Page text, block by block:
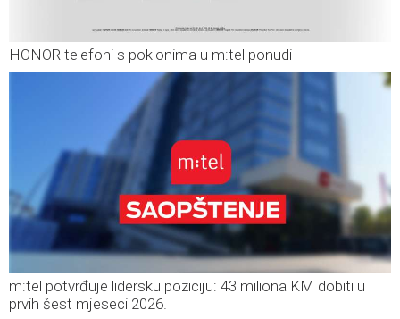
HONOR telefoni s poklonima u m:tel ponudi
m:tel potvrđuje lidersku poziciju: 43 miliona KM dobiti u
prvih šest mjeseci 2026.